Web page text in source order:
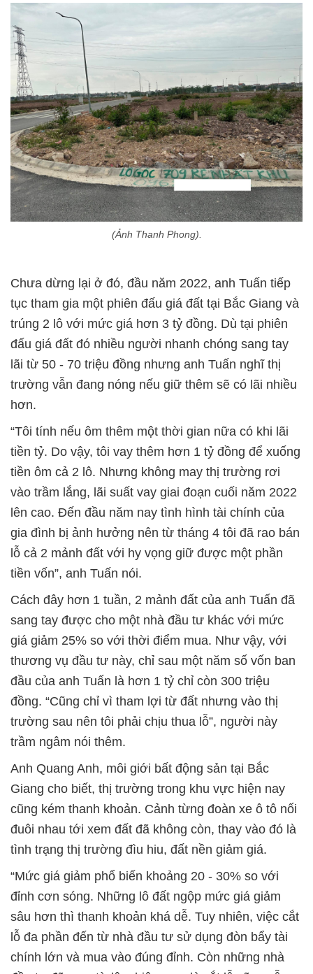
(Ảnh Thanh Phong).
Chưa dừng lại ở đó, đầu năm 2022, anh Tuấn tiếp
tục tham gia một phiên đấu giá đất tại Bắc Giang và
trúng 2 lô với mức giá hơn 3 tỷ đồng. Dù tại phiên
đấu giá đất đó nhiều người nhanh chóng sang tay
lãi từ 50 - 70 triệu đồng nhưng anh Tuấn nghĩ thị
trường vẫn đang nóng nếu giữ thêm sẽ có lãi nhiều
hơn.
“Tôi tính nếu ôm thêm một thời gian nữa có khi lãi
tiền tỷ. Do vậy, tôi vay thêm hơn 1 tỷ đồng để xuống
tiền ôm cả 2 lô. Nhưng không may thị trường rơi
vào trầm lắng, lãi suất vay giai đoạn cuối năm 2022
lên cao. Đến đầu năm nay tình hình tài chính của
gia đình bị ảnh hưởng nên từ tháng 4 tôi đã rao bán
lỗ cả 2 mảnh đất với hy vọng giữ được một phần
tiền vốn”, anh Tuấn nói.
Cách đây hơn 1 tuần, 2 mảnh đất của anh Tuấn đã
sang tay được cho một nhà đầu tư khác với mức
giá giảm 25% so với thời điểm mua. Như vậy, với
thương vụ đầu tư này, chỉ sau một năm số vốn ban
đầu của anh Tuấn là hơn 1 tỷ chỉ còn 300 triệu
đồng. “Cũng chỉ vì tham lợi từ đất nhưng vào thị
trường sau nên tôi phải chịu thua lỗ”, người này
trầm ngâm nói thêm.
Anh Quang Anh, môi giới bất động sản tại Bắc
Giang cho biết, thị trường trong khu vực hiện nay
cũng kém thanh khoản. Cảnh từng đoàn xe ô tô nối
đuôi nhau tới xem đất đã không còn, thay vào đó là
tình trạng thị trường đìu hiu, đất nền giảm giá.
“Mức giá giảm phổ biến khoảng 20 - 30% so với
đỉnh cơn sóng. Những lô đất ngộp mức giá giảm
sâu hơn thì thanh khoản khá dễ. Tuy nhiên, việc cắt
lỗ đa phần đến từ nhà đầu tư sử dụng đòn bẩy tài
chính lớn và mua vào đúng đỉnh. Còn những nhà